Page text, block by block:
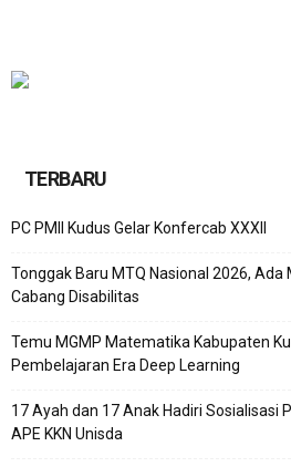
TERBARU
PC PMII Kudus Gelar Konfercab XXXII
Tonggak Baru MTQ Nasional 2026, Ada
Cabang Disabilitas
Temu MGMP Matematika Kabupaten
Pembelajaran Era Deep Learning
17 Ayah dan 17 Anak Hadiri Sosialisasi
APE KKN Unisda